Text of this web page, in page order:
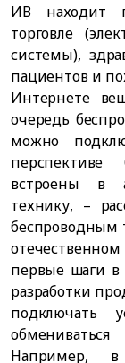
ИВ находит
торговле
системы),
пациентов и
Интернете
очередь
можно
перспективе
встроены в
технику, –
беспроводным
первые шаги в
разработки
подключать
Например,